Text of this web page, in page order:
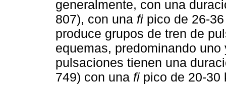
generalmente, con una
807), con una fi pico de 26-
produce grupos de tren de
equemas, predominando
pulsaciones tienen una
749) con una fi pico de 20-30